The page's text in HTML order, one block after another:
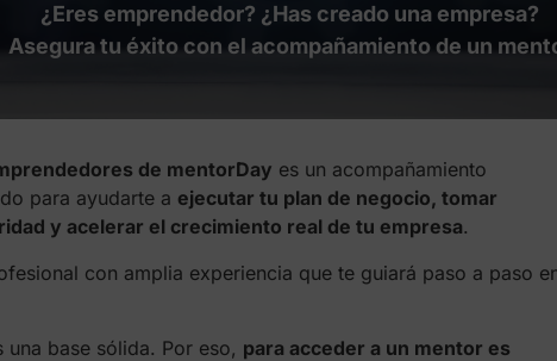
¿Eres emprendedor? ¿Has creado una empresa?
Asegura tu éxito con el acompañamiento de un
de mentorDay es un acompañamiento
para ayudarte a ejecutar tu plan de negocio, tomar
y acelerar el crecimiento real de tu empresa.
con amplia experiencia que te guiará paso a paso
base sólida. Por eso, para acceder a un mentor es